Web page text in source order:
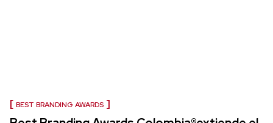
BEST BRANDING AWARDS